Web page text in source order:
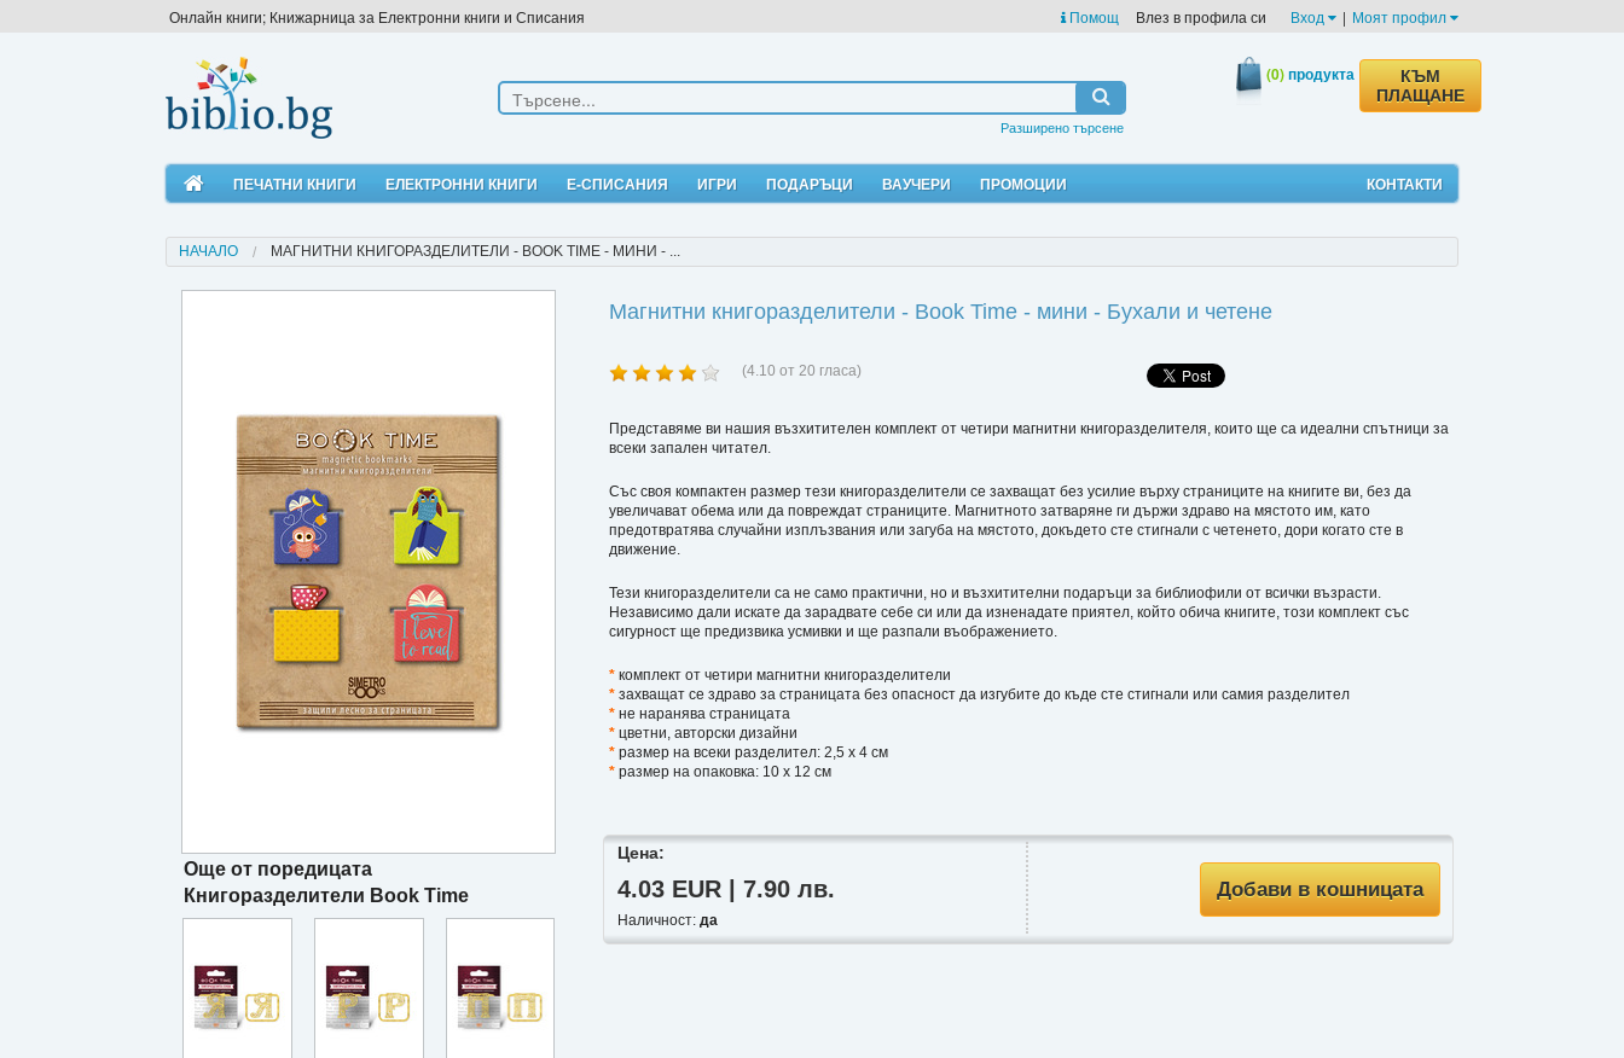
Онлайн книги; Книжарница за Електронни книги и Списания Помощ Влез в профила си Вход | Моят профил
Разширено търсене
(0)продукта
КЪМ
ПЛАЩАНЕ
ПЕЧАТНИ КНИГИ ЕЛЕКТРОННИ КНИГИ Е-СПИСАНИЯ ИГРИ ПОДАРЪЦИ ВАУЧЕРИ ПРОМОЦИИ КОНТАКТИ
НАЧАЛО МАГНИТНИ КНИГОРАЗДЕЛИТЕЛИ - BOOK TIME - МИНИ - ...
Още от поредицата
Книгоразделители Book Time
Магнитни книгоразделители - Book Time - мини - Бухали и четене
(4.10 от 20 гласа)
Представяме ви нашия възхитителен комплект от четири магнитни книгоразделителя, които ще са идеални спътници за
всеки запален читател.
Със своя компактен размер тези книгоразделители се захващат без усилие върху страниците на книгите ви, без да
увеличават обема или да повреждат страниците. Магнитното затваряне ги държи здраво на мястото им, като
предотвратява случайни изплъзвания или загуба на мястото, докъдето сте стигнали с четенето, дори когато сте в
движение.
Тези книгоразделители са не само практични, но и възхитителни подаръци за библиофили от всички възрасти.
Независимо дали искате да зарадвате себе си или да изненадате приятел, който обича книгите, този комплект със
сигурност ще предизвика усмивки и ще разпали въображението.
* комплект от четири магнитни книгоразделители
* захващат се здраво за страницата без опасност да изгубите до къде сте стигнали или самия разделител
* не наранява страницата
* цветни, авторски дизайни
* размер на всеки разделител: 2,5 х 4 см
* размер на опаковка: 10 х 12 см
Цена:
4.03 EUR | 7.90 лв.
Наличност: да
Добави в кошницата